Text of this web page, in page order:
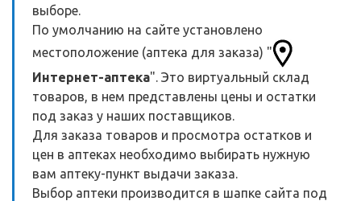
выборе.
По умолчанию на сайте установлено
местоположение (аптека для заказа) "
Интернет-аптека". Это виртуальный склад
товаров, в нем представлены цены и остатки
под заказ у наших поставщиков.
Для заказа товаров и просмотра остатков и
цен в аптеках необходимо выбирать нужную
вам аптеку-пункт выдачи заказа.
Выбор аптеки производится в шапке сайта под